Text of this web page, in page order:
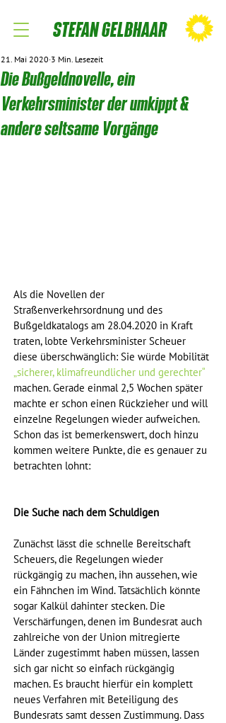
STEFAN GELBHAAR
Die Bußgeldnovelle, ein
Verkehrsminister der umkippt &
andere seltsame Vorgänge
21. Mai 2020 3 Min. Lesezeit
Als die Novellen der
Straßenverkehrsordnung und des
Bußgeldkatalogs am 28.04.2020 in Kraft
traten, lobte Verkehrsminister Scheuer
diese überschwänglich: Sie würde Mobilität
„sicherer, klimafreundlicher und gerechter“
machen. Gerade einmal 2,5 Wochen später
machte er schon einen Rückzieher und will
einzelne Regelungen wieder aufweichen.
Schon das ist bemerkenswert, doch hinzu
kommen weitere Punkte, die es genauer zu
betrachten lohnt:
Die Suche nach dem Schuldigen
Zunächst lässt die schnelle Bereitschaft
Scheuers, die Regelungen wieder
rückgängig zu machen, ihn aussehen, wie
ein Fähnchen im Wind. Tatsächlich könnte
sogar Kalkül dahinter stecken. Die
Verschärfungen, denen im Bundesrat auch
zahlreiche von der Union mitregierte
Länder zugestimmt haben müssen, lassen
sich gar nicht so einfach rückgängig
machen. Es braucht hierfür ein komplett
neues Verfahren mit Beteiligung des
Bundesrats samt dessen Zustimmung. Dass